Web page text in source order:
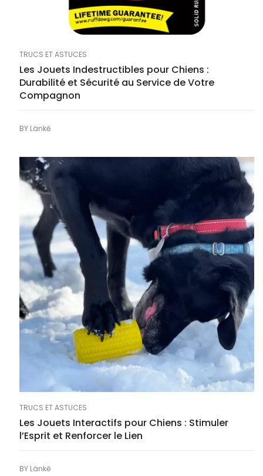
TRUCS ET ASTUCES
Les Jouets Indestructibles pour Chiens :
Durabilité et Sécurité au Service de Votre
Compagnon
BY Länkē
TRUCS ET ASTUCES
Les Jouets Interactifs pour Chiens : Stimuler
l’Esprit et Renforcer le Lien
BY Länkē